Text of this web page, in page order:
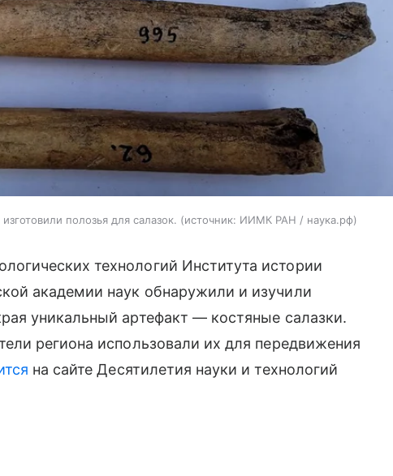
полозья для салазок. источник: ИИМК РАН / наука.рф
технологий Института истории
академии наук обнаружили и изучили
уникальный артефакт — костяные салазки.
региона использовали их для передвижения
на сайте Десятилетия науки и технологий